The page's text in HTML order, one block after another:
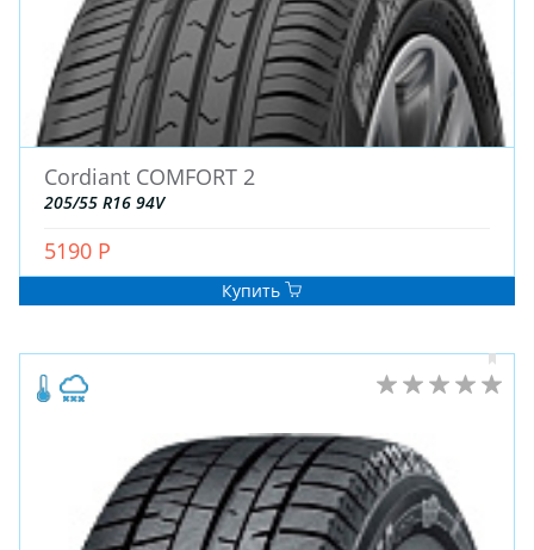
Cordiant COMFORT 2
205/55 R16 94V
5190 Р
Купить